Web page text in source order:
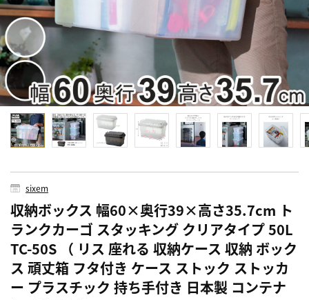
sixem
収納ボックス 幅60×奥行39×高さ35.7cm ト
ランクカーゴ スタッキング クリアタイプ 50L
TC-50S （ リス 座れる 収納ケース 収納 ボック
ス 頑丈箱 フタ付き ケース ストック ストッカ
ー プラスチック 持ち手付き 日本製 コンテナ